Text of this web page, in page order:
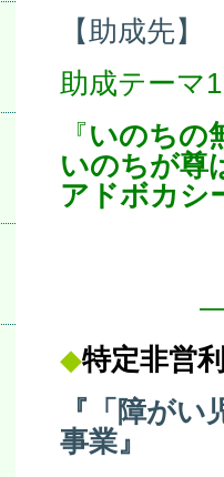
【助成先】
助成テーマ
『いのちの
いのちが尊
アドボカシ
◆特定非営
『「障が
事業』